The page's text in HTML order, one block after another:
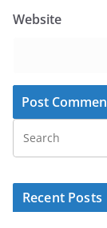
Website
Recent Posts